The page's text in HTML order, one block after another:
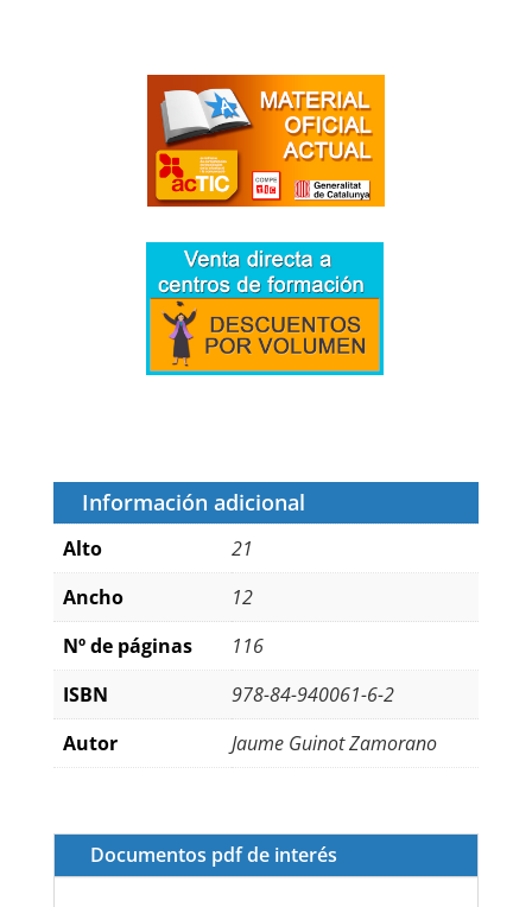
Información adicional
Alto
21
Ancho
12
Nº de páginas
116
ISBN
978-84-940061-6-2
Autor
Jaume Guinot Zamorano
Documentos pdf de interés